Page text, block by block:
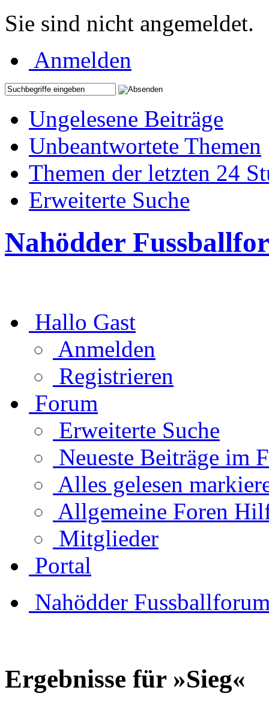
Sie sind nicht angemeldet.
Anmelden
Ungelesene Beiträge
Unbeantwortete Themen
Themen der letzten 24
Erweiterte Suche
Nahödder
Hallo Gast
Anmelden
Registrieren
Forum
Erweiterte Suche
Neueste Beiträge im
Alles gelesen
Allgemeine Foren
Mitglieder
Portal
Nahödder
Ergebnisse für »Sieg«